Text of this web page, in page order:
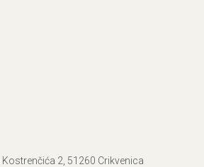
Kostrenčića 2, 51260 Crikvenica